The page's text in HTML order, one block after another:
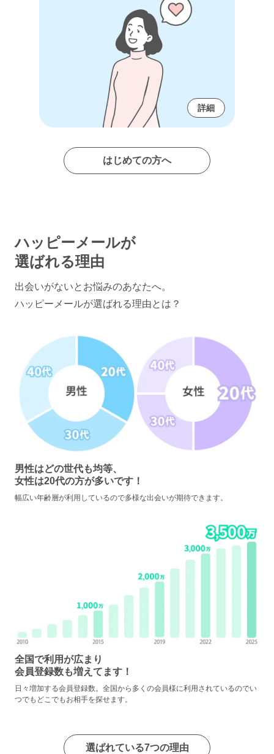
詳細
はじめての方へ
ハッピーメールが
選ばれる理由
出会いがないとお悩みのあなたへ。
ハッピーメールが選ばれる理由とは？
男性はどの世代も均等、
女性は20代の方が多いです！
幅広い年齢層が利用しているので多様な出会いが期待できます。
全国で利用が広まり
会員登録数も増えてます！
日々増加する会員登録数。全国から多くの会員様に利用されているのでい
つでもどこでもお相手を探せます。
選ばれている7つの理由